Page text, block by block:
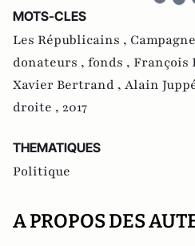
MOTS-CLES
Les Républicains ,
donateurs , fonds , François
Xavier Bertrand , Alain
droite , 2017
THEMATIQUES
Politique
A PROPOS DES